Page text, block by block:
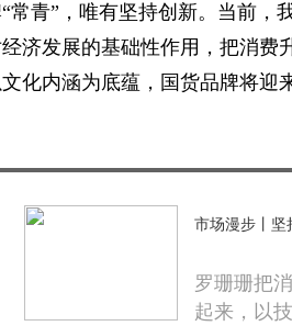
常青”，唯有坚持创新。当前，
济发展的基础性作用，把消费
化内涵为底蕴，国货品牌将迎
市场漫步丨坚
罗珊珊把
起来，以